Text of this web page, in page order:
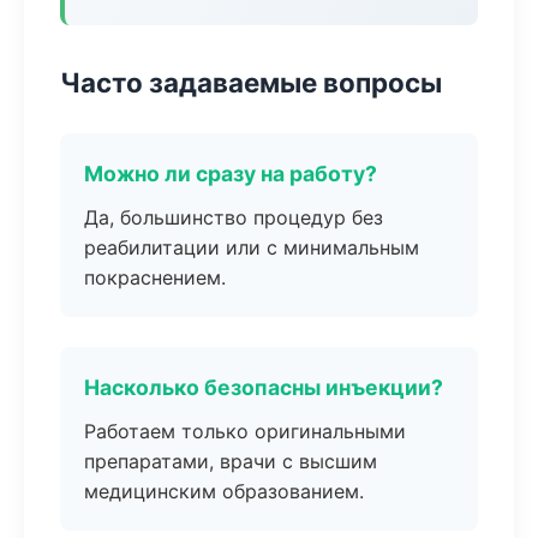
Часто задаваемые вопросы
Можно ли сразу на работу?
Да, большинство процедур без
реабилитации или с минимальным
покраснением.
Насколько безопасны инъекции?
Работаем только оригинальными
препаратами, врачи с высшим
медицинским образованием.